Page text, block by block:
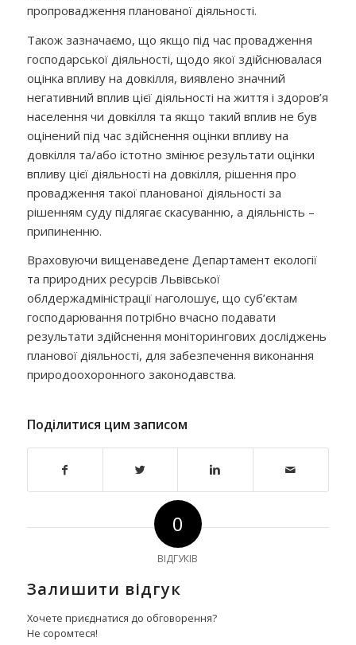
пропровадження планованої діяльності.
Також зазначаємо, що якщо під час провадження
господарської діяльності, щодо якої здійснювалася
оцінка впливу на довкілля, виявлено значний
негативний вплив цієї діяльності на життя і здоров’я
населення чи довкілля та якщо такий вплив не був
оцінений під час здійснення оцінки впливу на
довкілля та/або істотно змінює результати оцінки
впливу цієї діяльності на довкілля, рішення про
провадження такої планованої діяльності за
рішенням суду підлягає скасуванню, а діяльність –
припиненню.
Враховуючи вищенаведене Департамент екології
та природних ресурсів Львівської
облдержадміністрації наголошує, що суб’єктам
господарювання потрібно вчасно подавати
результати здійснення моніторингових досліджень
планової діяльності, для забезпечення виконання
природоохоронного законодавства.
Поділитися цим записом
0
ВІДГУКІВ
Залишити відгук
Хочете приєднатися до обговорення?
Не соромтеся!